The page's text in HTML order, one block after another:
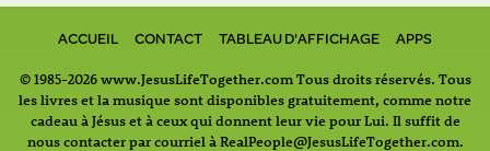
ACCUEIL CONTACT TABLEAU D'AFFICHAGE APPS
© 1985-2026 www.JesusLifeTogether.com Tous droits réservés. Tous
les livres et la musique sont disponibles gratuitement, comme notre
cadeau à Jésus et à ceux qui donnent leur vie pour Lui. Il suffit de
nous contacter par courriel à RealPeople@JesusLifeTogether.com.